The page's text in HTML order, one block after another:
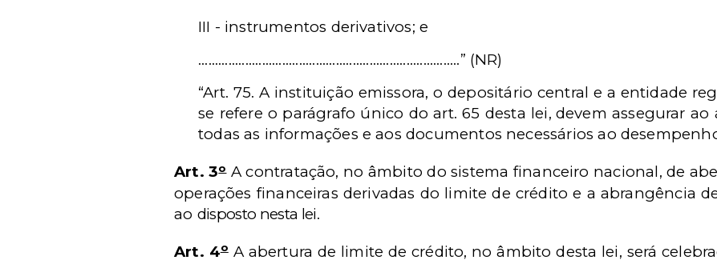
III - instrumentos derivativos; e
..............................................................................” (NR)
“Art. 75. A instituição emissora, o depositário central e a entidade
se refere o parágrafo único do art. 65 desta lei, devem assegurar
todas as informações e aos documentos necessários ao
Art. 3o A contratação, no âmbito do sistema financeiro nacional, de
operações financeiras derivadas do limite de crédito e a abrangência
ao disposto nesta lei.
Art. 4o A abertura de limite de crédito, no âmbito desta lei, será